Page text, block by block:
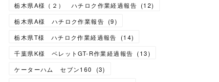
栃木県A様（２） ハチロク作業経過報告 (12)
栃木県A様 ハチロク作業報告 (9)
栃木県T様 ハチロク作業経過報告
(14)
千葉県K様 ベレットGT-R作業経過報告 (13)
ケーターハム セブン160
(3)